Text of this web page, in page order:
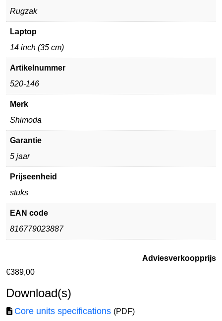
Rugzak
Laptop
14 inch (35 cm)
Artikelnummer
520-146
Merk
Shimoda
Garantie
5 jaar
Prijseenheid
stuks
EAN code
816779023887
Adviesverkoopprijs
€389,00
Download(s)
Core units specifications (PDF)